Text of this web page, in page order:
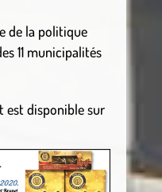
de la politique
11 municipalités
est disponible sur